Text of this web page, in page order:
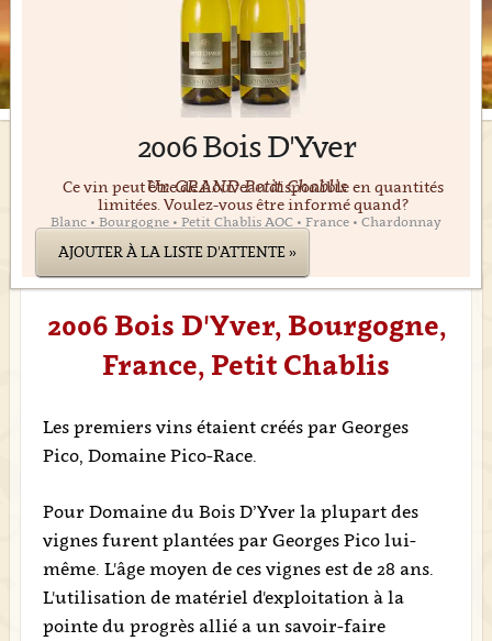
2006 Bois D'Yver
Un GRAND Petit Chablis
Blanc • Bourgogne • Petit Chablis AOC • France • Chardonnay
Ce vin peut être de nouveau disponible en quantités
limitées. Voulez-vous être informé quand?
AJOUTER À LA LISTE D'ATTENTE »
2006 Bois D'Yver, Bourgogne,
France, Petit Chablis
Les premiers vins étaient créés par Georges
Pico, Domaine Pico-Race.
Pour Domaine du Bois D’Yver la plupart des
vignes furent plantées par Georges Pico lui-
même. L'âge moyen de ces vignes est de 28 ans.
L'utilisation de matériel d'exploitation à la
pointe du progrès allié a un savoir-faire